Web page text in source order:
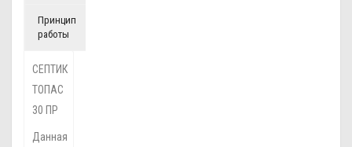
Принцип
работы
СЕПТИК
ТОПАС
30 ПР
Данная